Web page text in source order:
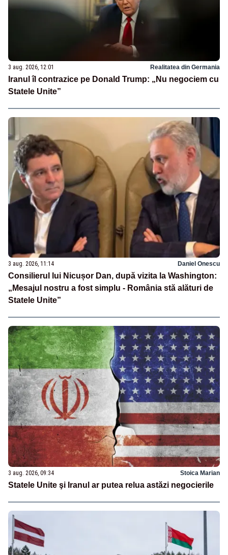
3 aug. 2026, 12:01 Realitatea din Germania
Iranul îl contrazice pe Donald Trump: „Nu negociem cu
Statele Unite”
3 aug. 2026, 11:14 Daniel Onescu
Consilierul lui Nicușor Dan, după vizita la Washington:
„Mesajul nostru a fost simplu - România stă alături de
Statele Unite”
3 aug. 2026, 09:34 Stoica Marian
Statele Unite şi Iranul ar putea relua astăzi negocierile